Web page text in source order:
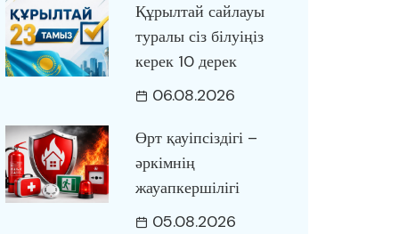
Құрылтай сайлауы
туралы сіз білуіңіз
керек 10 дерек
06.08.2026
Өрт қауіпсіздігі –
әркімнің
жауапкершілігі
05.08.2026